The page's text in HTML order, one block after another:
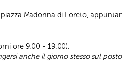
Madonna di Loreto,
ore 9.00 - 19.00).
anche il giorno stesso sul posto